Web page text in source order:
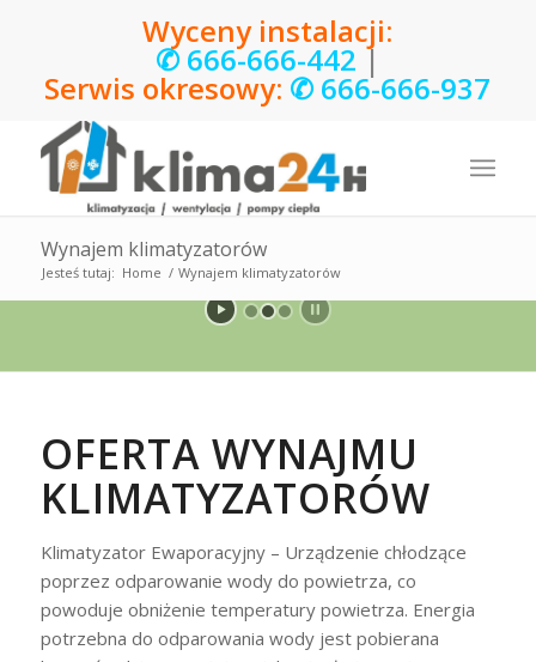
Wyceny instalacji:
✆ 666-666-442 |
Serwis okresowy: ✆ 666-666-937
Wynajem klimatyzatorów
Jesteś tutaj: Home / Wynajem klimatyzatorów
OFERTA WYNAJMU
KLIMATYZATORÓW
Klimatyzator Ewaporacyjny – Urządzenie chłodzące
poprzez odparowanie wody do powietrza, co
powoduje obniżenie temperatury powietrza. Energia
potrzebna do odparowania wody jest pobierana